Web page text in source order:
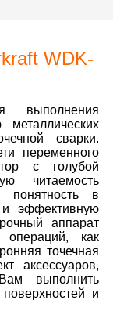
WDK-
выполнения
сварки.
переменного
с голубой
читаемость
понятность в
и эффективную
аппарат
операций, как
точечная
аксессуаров,
выполнить
и